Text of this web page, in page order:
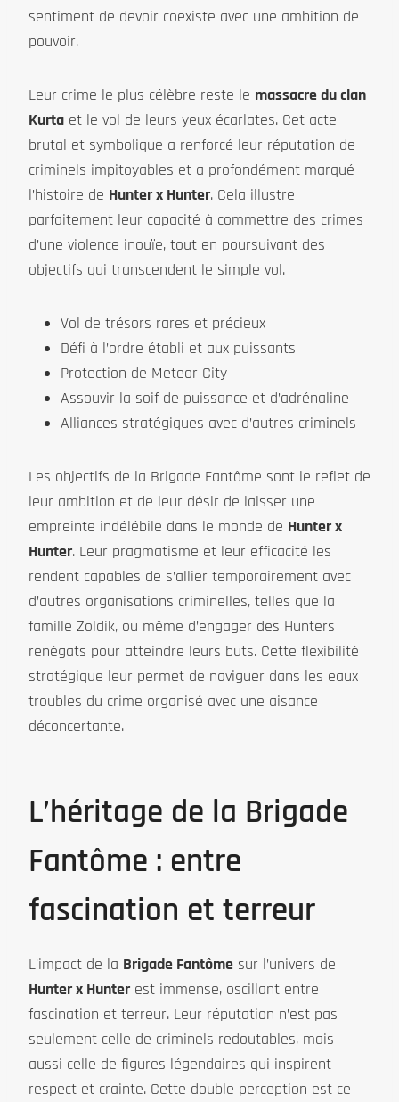
sentiment de devoir coexiste avec une ambition de
pouvoir.
Leur crime le plus célèbre reste le massacre du clan
Kurta et le vol de leurs yeux écarlates. Cet acte
brutal et symbolique a renforcé leur réputation de
criminels impitoyables et a profondément marqué
l’histoire de Hunter x Hunter. Cela illustre
parfaitement leur capacité à commettre des crimes
d’une violence inouïe, tout en poursuivant des
objectifs qui transcendent le simple vol.
Vol de trésors rares et précieux
Défi à l’ordre établi et aux puissants
Protection de Meteor City
Assouvir la soif de puissance et d’adrénaline
Alliances stratégiques avec d’autres criminels
Les objectifs de la Brigade Fantôme sont le reflet de
leur ambition et de leur désir de laisser une
empreinte indélébile dans le monde de Hunter x
Hunter. Leur pragmatisme et leur efficacité les
rendent capables de s’allier temporairement avec
d’autres organisations criminelles, telles que la
famille Zoldik, ou même d’engager des Hunters
renégats pour atteindre leurs buts. Cette flexibilité
stratégique leur permet de naviguer dans les eaux
troubles du crime organisé avec une aisance
déconcertante.
L’héritage de la Brigade
Fantôme : entre
fascination et terreur
L’impact de la Brigade Fantôme sur l’univers de
Hunter x Hunter est immense, oscillant entre
fascination et terreur. Leur réputation n’est pas
seulement celle de criminels redoutables, mais
aussi celle de figures légendaires qui inspirent
respect et crainte. Cette double perception est ce